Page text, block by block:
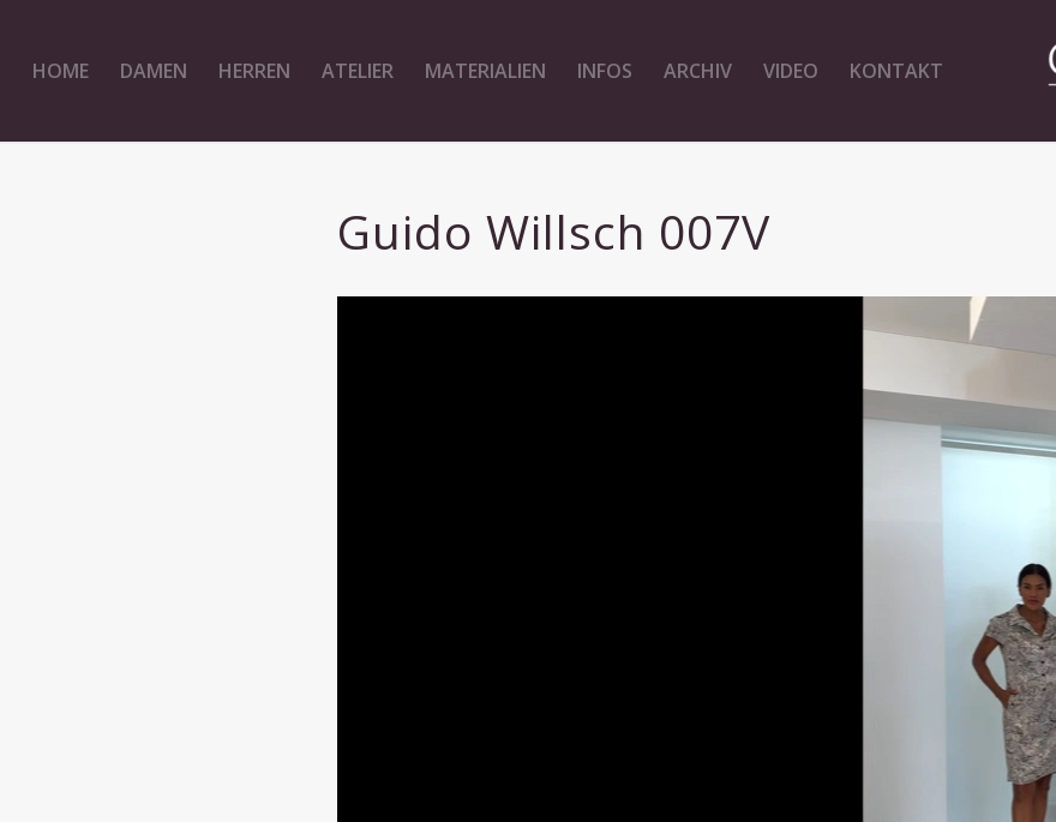
HOME DAMEN HERREN ATELIER MATERIALIEN INFOS ARCHIV VIDEO KONTAKT
Guido Willsch 007V